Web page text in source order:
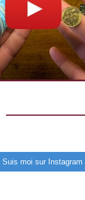
Suis moi sur Instagram